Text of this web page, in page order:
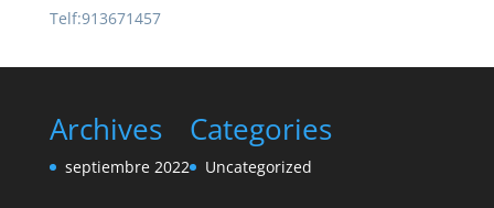
Telf:913671457
Archives
septiembre 2022
Categories
Uncategorized